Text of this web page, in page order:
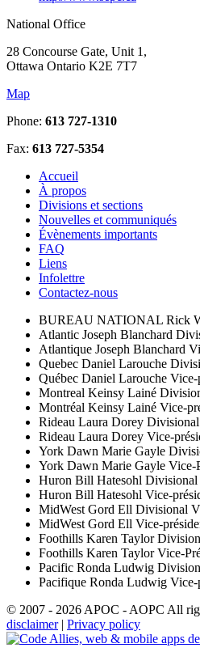
National Office
28 Concourse Gate, Unit 1,
Ottawa Ontario K2E 7T7
Map
Phone: 613 727-1310
Fax: 613 727-5354
Accueil
À propos
Divisions et sections
Nouvelles et communiqués
Évènements importants
FAQ
Liens
Infolettre
Contactez-nous
BUREAU NATIONAL Rick
Atlantic Joseph Blanchard
Atlantique Joseph Blanchard
Quebec Daniel Larouche
Québec Daniel Larouche Vice-
Montreal Keinsy Lainé
Montréal Keinsy Lainé Vice-
Rideau Laura Dorey
Rideau Laura Dorey Vice-
York Dawn Marie Gayle
York Dawn Marie Gayle Vice-
Huron Bill Hatesohl Divisional
Huron Bill Hatesohl Vice-
MidWest Gord Ell Divisional
MidWest Gord Ell Vice-
Foothills Karen Taylor
Foothills Karen TaylorVice-
Pacific Ronda Ludwig
Pacifique Ronda Ludwig Vice-
© 2007 - 2026 APOC - AOPC All
disclaimer| Privacy policy